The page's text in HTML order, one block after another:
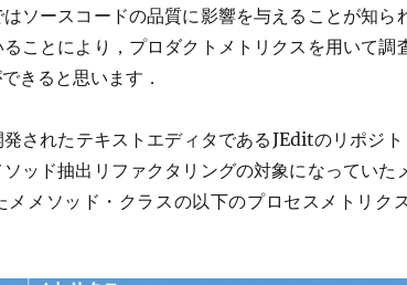
ソースコードの品質に影響を与えることが知ら
ことにより，プロダクトメトリクスを用いて調
きると思います．
されたテキストエディタであるJEditのリポジ
ッド抽出リファクタリングの対象になっていた
メメソッド・クラスの以下のプロセスメトリク